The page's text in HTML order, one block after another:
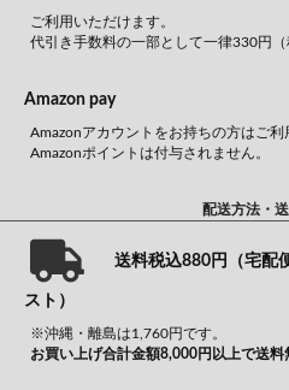
ご利用いただけます。
代引き手数料の一部として一律330円（
Amazon pay
Amazonアカウントをお持ちの方はご利
Amazonポイントは付与されません。
配送方法・
送料税込880円（宅配
スト）
※沖縄・離島は1,760円です。
お買い上げ合計金額8,000円以上で送料